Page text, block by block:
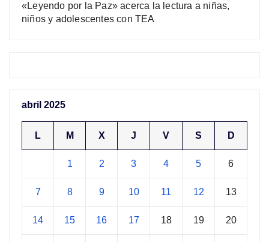
«Leyendo por la Paz» acerca la lectura a niñas,
niños y adolescentes con TEA
abril 2025
L M X J V S D
1 2 3 4 5 6
7 8 9 10 11 12 13
14 15 16 17 18 19 20